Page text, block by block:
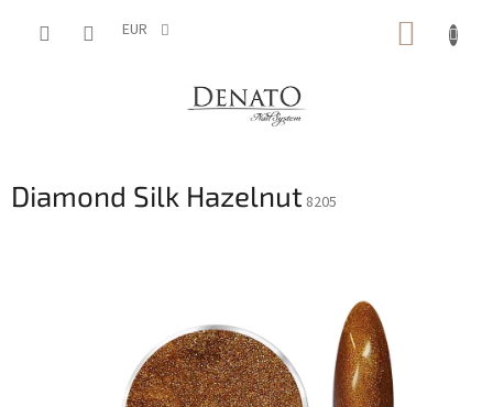
EUR
PANIER
Diamond Silk Hazelnut 8205